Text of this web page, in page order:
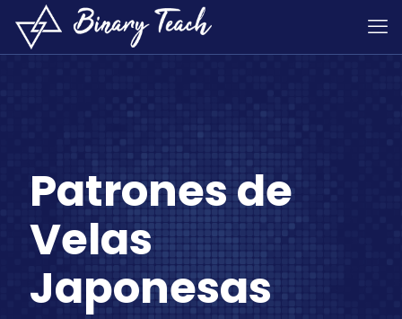
Patrones de
Velas
Japonesas